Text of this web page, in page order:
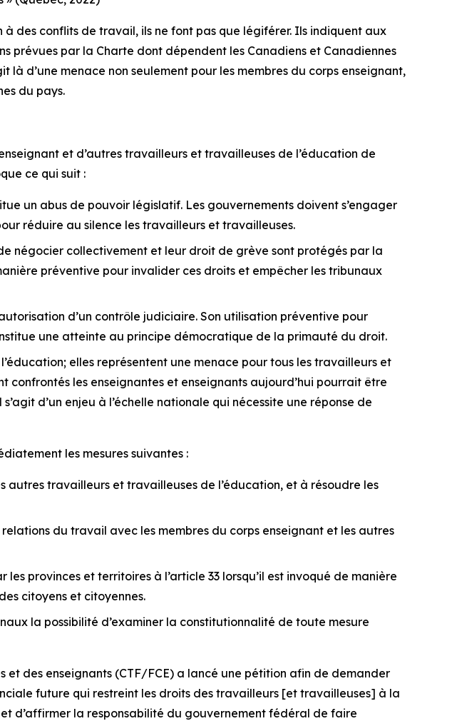
des conflits de travail, ils ne font pas que légiférer. Ils indiquent aux
prévues par la Charte dont dépendent les Canadiens et Canadiennes
d’une menace non seulement pour les membres du corps enseignant,
du pays.
et d’autres travailleurs et travailleuses de l’éducation de
ce qui suit :
un abus de pouvoir législatif. Les gouvernements doivent s’engager
réduire au silence les travailleurs et travailleuses.
négocier collectivement et leur droit de grève sont protégés par la
préventive pour invalider ces droits et empêcher les tribunaux
d’un contrôle judiciaire. Son utilisation préventive pour
une atteinte au principe démocratique de la primauté du droit.
elles représentent une menace pour tous les travailleurs et
les enseignantes et enseignants aujourd’hui pourrait être
d’un enjeu à l’échelle nationale qui nécessite une réponse de
les mesures suivantes :
autres travailleurs et travailleuses de l’éducation, et à résoudre les
du travail avec les membres du corps enseignant et les autres
provinces et territoires à l’article 33 lorsqu’il est invoqué de manière
citoyens et citoyennes.
la possibilité d’examiner la constitutionnalité de toute mesure
et des enseignants (CTF/FCE) a lancé une pétition afin de demander
future qui restreint les droits des travailleurs [et travailleuses] à la
d’affirmer la responsabilité du gouvernement fédéral de faire